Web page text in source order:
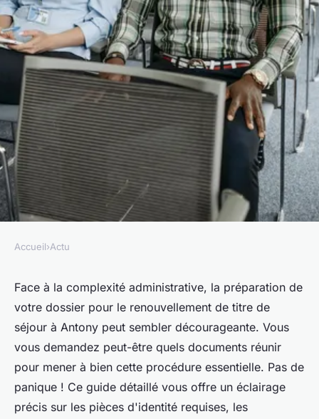
Quels documents sont
nécessaires pour le
renouvellement de titre de
séjour à Antony ?
Théo•10 mai 2024•3 min de lecture
Accueil›Actu
Face à la complexité administrative, la préparation de
votre dossier pour le renouvellement de titre de
séjour à Antony peut sembler décourageante. Vous
vous demandez peut-être quels documents réunir
pour mener à bien cette procédure essentielle. Pas de
panique ! Ce guide détaillé vous offre un éclairage
précis sur les pièces d'identité requises, les